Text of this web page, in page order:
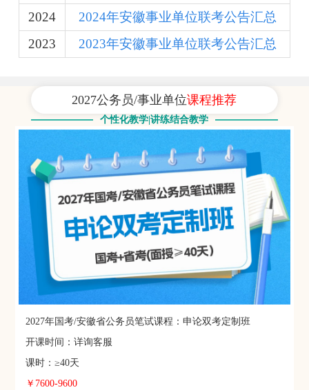
2024
2024年安徽事业单位联考公告汇总
2023
2023年安徽事业单位联考公告汇总
2027公务员/事业单位课程推荐
个性化教学|讲练结合教学
2027年国考/安徽省公务员笔试课程：申论双考定制班
开课时间：详询客服
课时：≥40天
￥7600-9600